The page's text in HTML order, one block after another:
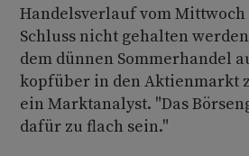
Handelsverlauf vom
Schluss nicht gehalten
dem dünnen Sommerhandel
kopfüber in den Aktienmarkt
ein Marktanalyst. "Das
dafür zu flach sein."